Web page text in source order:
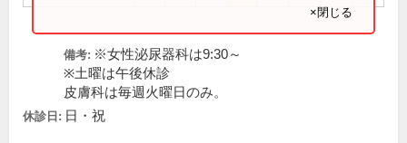
×閉じる
備考: ※女性泌尿器科は9:30～
※土曜は午後休診
皮膚科は毎週火曜日のみ。
休診日: 日・祝